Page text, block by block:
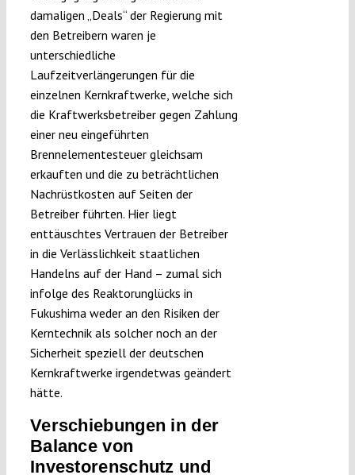
damaligen „Deals“ der Regierung mit
den Betreibern waren je
unterschiedliche
Laufzeitverlängerungen für die
einzelnen Kernkraftwerke, welche sich
die Kraftwerksbetreiber gegen Zahlung
einer neu eingeführten
Brennelementesteuer gleichsam
erkauften und die zu beträchtlichen
Nachrüstkosten auf Seiten der
Betreiber führten. Hier liegt
enttäuschtes Vertrauen der Betreiber
in die Verlässlichkeit staatlichen
Handelns auf der Hand – zumal sich
infolge des Reaktorunglücks in
Fukushima weder an den Risiken der
Kerntechnik als solcher noch an der
Sicherheit speziell der deutschen
Kernkraftwerke irgendetwas geändert
hätte.
Verschiebungen in der
Balance von
Investorenschutz und